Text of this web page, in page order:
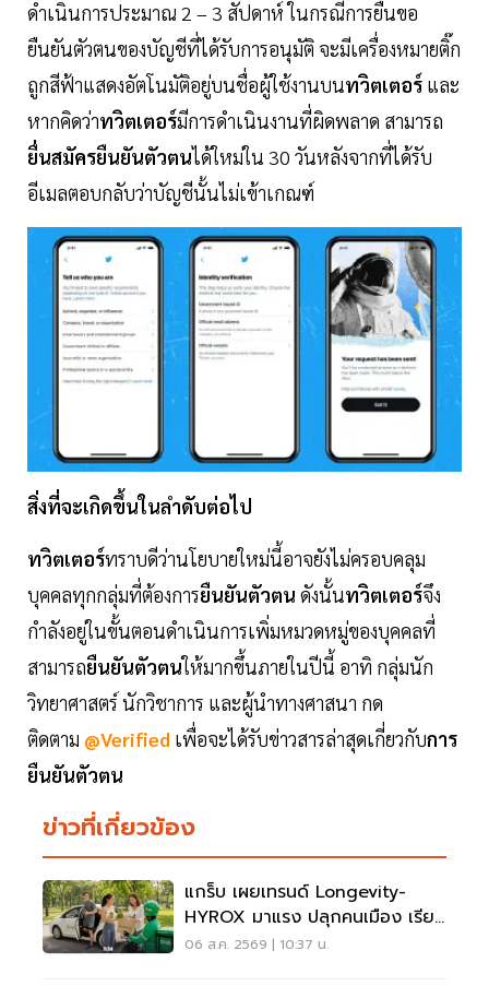
ดำเนินการประมาณ 2 – 3 สัปดาห์ ในกรณีการยื่นขอ
ยืนยันตัวตนของบัญชีที่ได้รับการอนุมัติ จะมีเครื่องหมายติ๊ก
ถูกสีฟ้าแสดงอัตโนมัติอยู่บนชื่อผู้ใช้งานบนทวิตเตอร์ และ
หากคิดว่าทวิตเตอร์มีการดำเนินงานที่ผิดพลาด สามารถ
ยื่นสมัครยืนยันตัวตนได้ใหม่ใน 30 วันหลังจากที่ได้รับ
อีเมลตอบกลับว่าบัญชีนั้นไม่เข้าเกณฑ์
สิ่งที่จะเกิดขึ้นในลำดับต่อไป
ทวิตเตอร์ทราบดีว่านโยบายใหม่นี้อาจยังไม่ครอบคลุม
บุคคลทุกกลุ่มที่ต้องการยืนยันตัวตน ดังนั้นทวิตเตอร์จึง
กำลังอยู่ในขั้นตอนดำเนินการเพิ่มหมวดหมู่ของบุคคลที่
สามารถยืนยันตัวตนให้มากขึ้นภายในปีนี้ อาทิ กลุ่มนัก
วิทยาศาสตร์ นักวิชาการ และผู้นำทางศาสนา กด
ติดตาม @Verified เพื่อจะได้รับข่าวสารล่าสุดเกี่ยวกับการ
ยืนยันตัวตน
ข่าวที่เกี่ยวข้อง
แกร็บ เผยเทรนด์ Longevity-
HYROX มาแรง ปลุกคนเมือง เรียก
รถไปสวนโต 5 เท่า
06 ส.ค. 2569 | 10:37 น.